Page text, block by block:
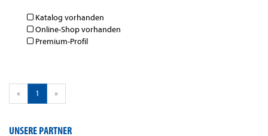
Katalog vorhanden
Online-Shop vorhanden
Premium-Profil
« 1 »
UNSERE PARTNER